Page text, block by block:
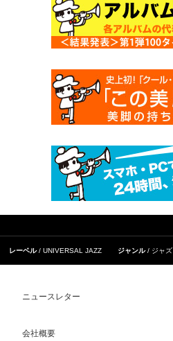
レーベル UNIVERSAL JAZZ ジャンル ジャズ
ニュースレター
会社概要